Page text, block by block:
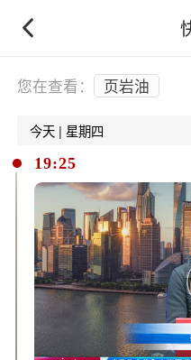
您在查看： 页岩油
今天 | 星期四
19:25